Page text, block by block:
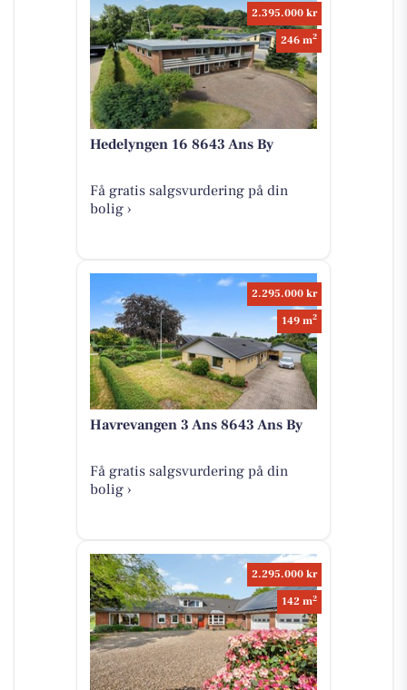
2.395.000 kr
246 m2
Hedelyngen 16 8643 Ans By
Få gratis salgsvurdering på din
bolig ›
2.295.000 kr
149 m2
Havrevangen 3 Ans 8643 Ans By
Få gratis salgsvurdering på din
bolig ›
2.295.000 kr
142 m2